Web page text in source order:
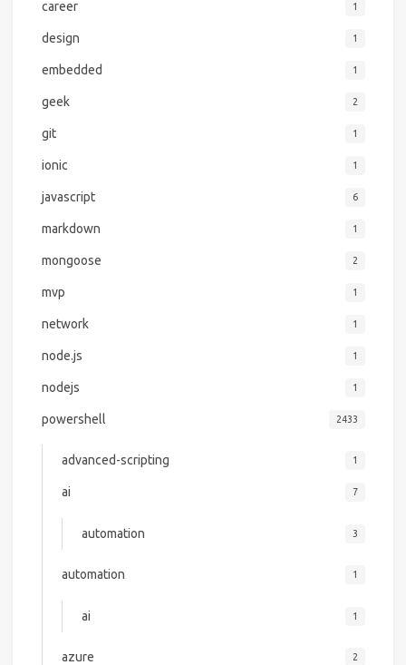
career 1
design 1
embedded 1
geek 2
git 1
ionic 1
javascript 6
markdown 1
mongoose 2
mvp 1
network 1
node.js 1
nodejs 1
powershell 2433
advanced-scripting 1
ai 7
automation 3
automation 1
ai 1
azure 2